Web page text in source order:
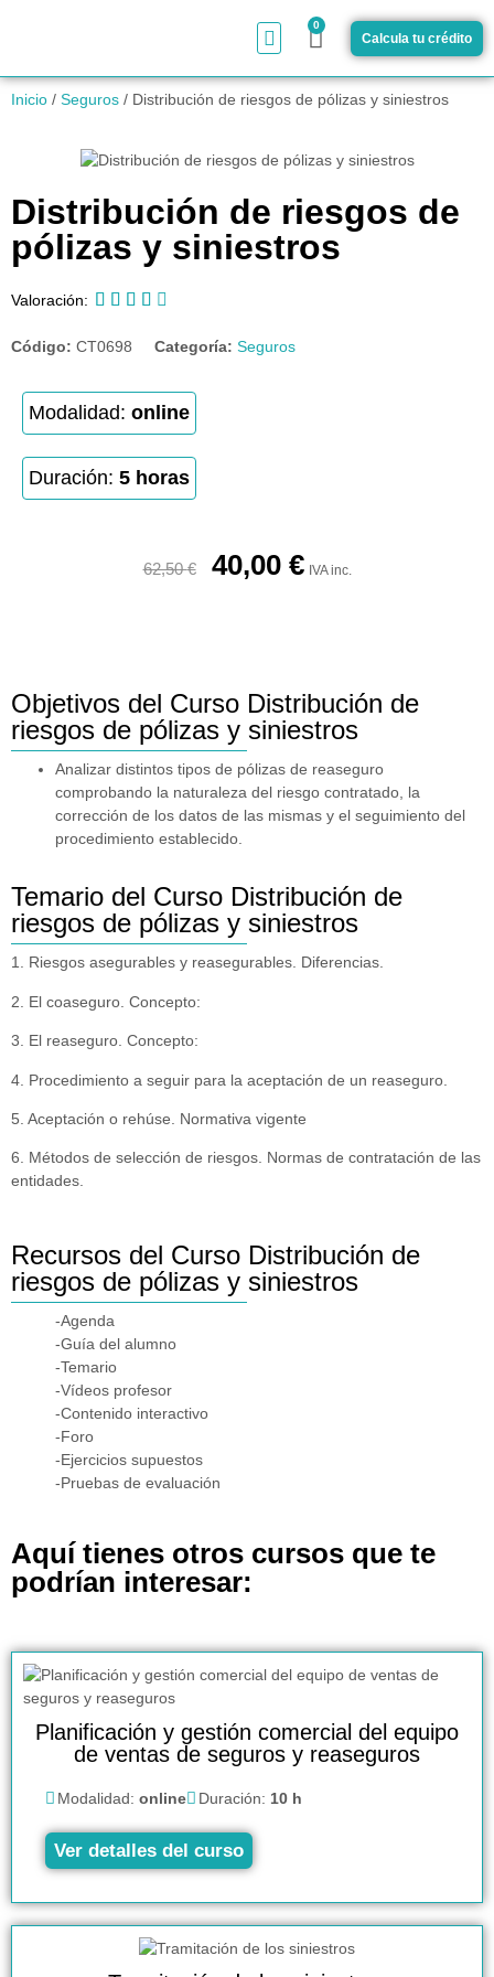
0
Calcula tu crédito
Inicio / Seguros / Distribución de riesgos de pólizas y siniestros
Distribución de riesgos de
pólizas y siniestros
Valoración:     
Código: CT0698 Categoría: Seguros
Modalidad: online
Duración: 5 horas
62,50€ 40,00 € IVA inc.
Objetivos del Curso Distribución de
riesgos de pólizas y siniestros
Analizar distintos tipos de pólizas de reaseguro
comprobando la naturaleza del riesgo contratado, la
corrección de los datos de las mismas y el seguimiento del
procedimiento establecido.
Temario del Curso Distribución de
riesgos de pólizas y siniestros
1. Riesgos asegurables y reasegurables. Diferencias.
2. El coaseguro. Concepto:
3. El reaseguro. Concepto:
4. Procedimiento a seguir para la aceptación de un reaseguro.
5. Aceptación o rehúse. Normativa vigente
6. Métodos de selección de riesgos. Normas de contratación de las
entidades.
Recursos del Curso Distribución de
riesgos de pólizas y siniestros
-Agenda
-Guía del alumno
-Temario
-Vídeos profesor
-Contenido interactivo
-Foro
-Ejercicios supuestos
-Pruebas de evaluación
Aquí tienes otros cursos que te
podrían interesar:
Planificación y gestión comercial del equipo
de ventas de seguros y reaseguros
Modalidad: online Duración: 10 h
Ver detalles del curso